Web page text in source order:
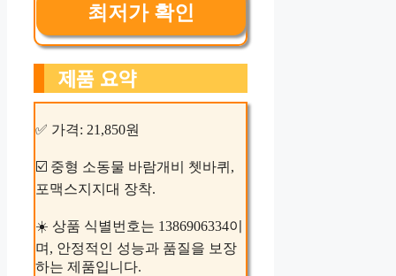
최저가 확인
제품 요약
✅ 가격: 21,850원
☑️ 중형 소동물 바람개비 쳇바퀴,
포맥스지지대 장착.
☀️ 상품 식별번호는 1386906334이
며, 안정적인 성능과 품질을 보장
하는 제품입니다.